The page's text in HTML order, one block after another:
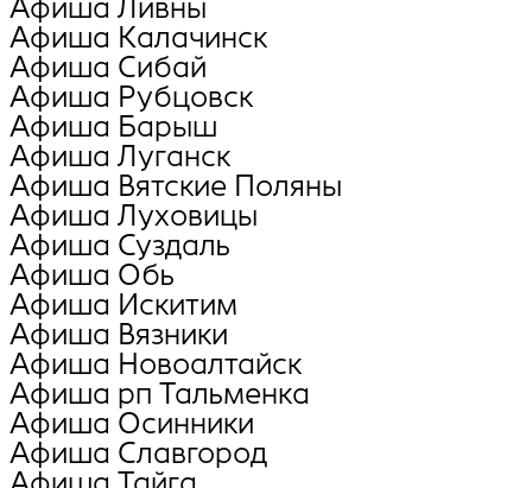
Афиша Ливны
Афиша Калачинск
Афиша Сибай
Афиша Рубцовск
Афиша Барыш
Афиша Луганск
Афиша Вятские Поляны
Афиша Луховицы
Афиша Суздаль
Афиша Обь
Афиша Искитим
Афиша Вязники
Афиша Новоалтайск
Афиша рп Тальменка
Афиша Осинники
Афиша Славгород